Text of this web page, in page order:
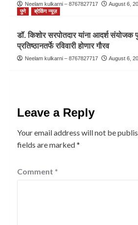
Neelam kulkarni – 8767827717 August 6,
पुणे
ब्रेकिंग न्यूज़
डॉ. किशोर सरपोतदार यांना आदर्श संयोजक
प्रतिष्ठानतर्फे रविवारी होणार गौरव
Neelam kulkarni – 8767827717 August 6,
Leave a Reply
Your email address will not be
fields are marked*
Comment *